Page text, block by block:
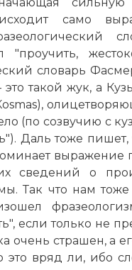
само
словарь
это такой жук, а
(по созвучию с
Даль тоже пишет,
выражение
сведений о
Так что нам тоже
если только не
очень страшен, а
это вряд ли, ибо